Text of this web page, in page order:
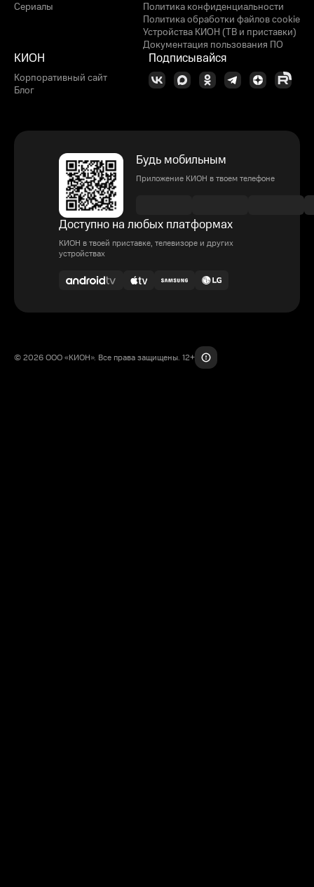
Сериалы
Политика конфиденциальности
Политика обработки файлов cookie
Устройства КИОН (ТВ и приставки)
Документация пользования ПО
КИОН
Корпоративный сайт
Блог
Подписывайся
Будь мобильным
Приложение КИОН в твоем телефоне
Доступно на любых платформах
КИОН в твоей приставке, телевизоре и других
устройствах
© 2026 ООО «КИОН». Все права защищены. 12+